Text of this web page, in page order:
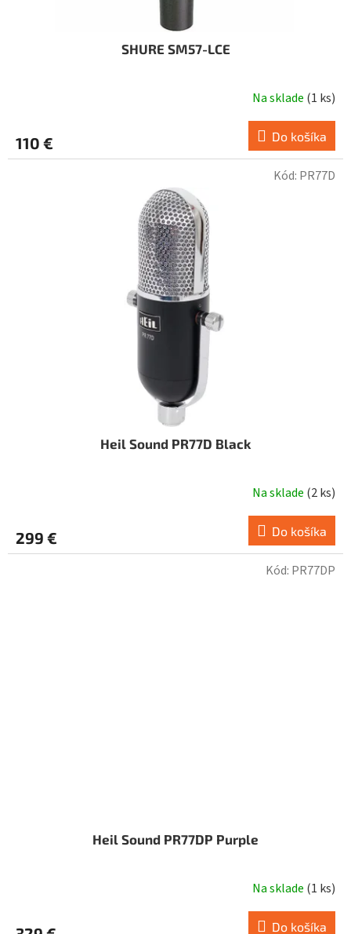
SHURE SM57-LCE
Na sklade (1 ks)
110 € Do košíka
Heil Sound PR77D Black
Na sklade (2 ks)
299 € Do košíka
Kód: PR77D
Heil Sound PR77DP Purple
Na sklade (1 ks)
Do košíka
Kód: PR77DP